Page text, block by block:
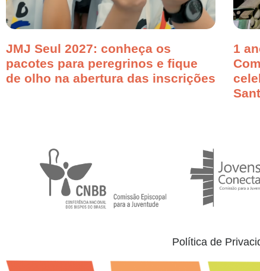
JMJ Seul 2027: conheça os
pacotes para peregrinos e fique
de olho na abertura das inscrições
1
Política de